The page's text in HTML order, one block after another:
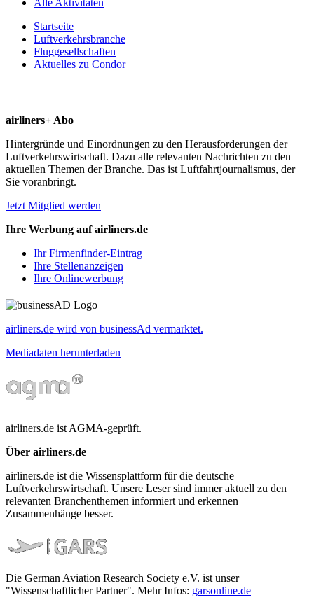
Startseite
Luftverkehrsbranche
Fluggesellschaften
Aktuelles zu Condor
airliners+ Abo
Hintergründe und Einordnungen zu den Herausforderungen der
Luftverkehrswirtschaft. Dazu alle relevanten Nachrichten zu den
aktuellen Themen der Branche. Das ist Luftfahrtjournalismus, der
Sie voranbringt.
Jetzt Mitglied werden
Ihre Werbung auf airliners.de
Ihr Firmenfinder-Eintrag
Ihre Stellenanzeigen
Ihre Onlinewerbung
airliners.de wird von businessAd vermarktet.
Mediadaten herunterladen
airliners.de ist AGMA-geprüft.
Über airliners.de
airliners.de ist die Wissensplattform für die deutsche
Luftverkehrswirtschaft. Unsere Leser sind immer aktuell zu den
relevanten Branchenthemen informiert und erkennen
Zusammenhänge besser.
Die German Aviation Research Society e.V. ist unser
"Wissenschaftlicher Partner". Mehr Infos: garsonline.de